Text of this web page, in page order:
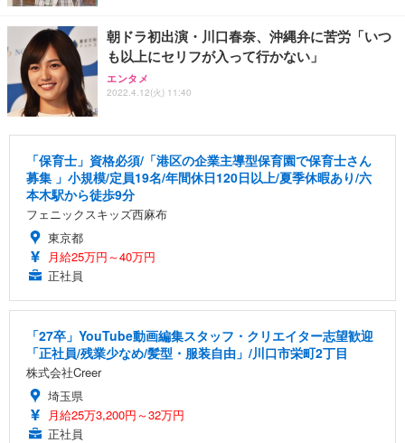
朝ドラ初出演・川口春奈、沖縄弁に苦労「いつ
も以上にセリフが入って行かない」
エンタメ
2022.4.12(火) 11:40
「保育士」資格必須/「港区の企業主導型保育園で保育士さん
募集 」小規模/定員19名/年間休日120日以上/夏季休暇あり/六
本木駅から徒歩9分
フェニックスキッズ西麻布
東京都
月給25万円～40万円
正社員
「27卒」YouTube動画編集スタッフ・クリエイター志望歓迎
「正社員/残業少なめ/髪型・服装自由」/川口市栄町2丁目
株式会社Creer
埼玉県
月給25万3,200円～32万円
正社員